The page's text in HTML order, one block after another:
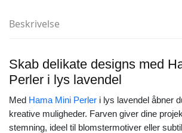
Beskrivelse
Skab delikate designs med
Perler i lys lavendel
Med Hama Mini Perler i lys lavendel åbner
kreative muligheder. Farven giver dine
stemning, ideel til blomstermotiver eller